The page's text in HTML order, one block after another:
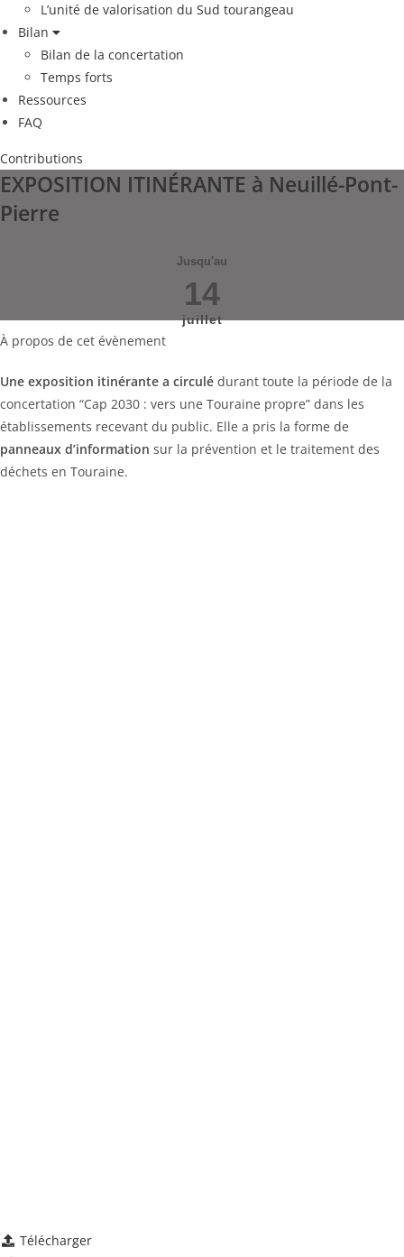
L’unité de valorisation du Sud tourangeau
Bilan
Bilan de la concertation
Temps forts
Ressources
FAQ
Contributions
EXPOSITION ITINÉRANTE à Neuillé-Pont-
Pierre
Jusqu'au
14
juillet
À propos de cet évènement
Une exposition itinérante a circulé durant toute la période de la
concertation “Cap 2030 : vers une Touraine propre” dans les
établissements recevant du public. Elle a pris la forme de
panneaux d’information sur la prévention et le traitement des
déchets en Touraine.
Télécharger